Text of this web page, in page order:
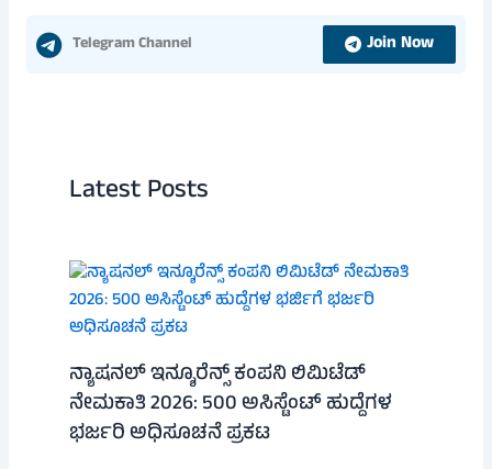
Telegram Channel Join Now
Latest Posts
ನ್ಯಾಷನಲ್ ಇನ್ಶೂರೆನ್ಸ್ ಕಂಪನಿ ಲಿಮಿಟೆಡ್
ನೇಮಕಾತಿ 2026: 500 ಅಸಿಸ್ಟೆಂಟ್ ಹುದ್ದೆಗಳ
ಭರ್ಜರಿ ಅಧಿಸೂಚನೆ ಪ್ರಕಟ